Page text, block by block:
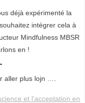
déjà expérimenté la
intégrer cela à
Mindfulness MBSR
en !
aller plus lojn ….
et l’acceptation en